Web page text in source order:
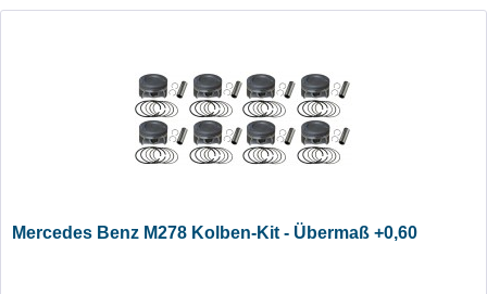
Mercedes Benz M278 Kolben-Kit - Übermaß +0,60